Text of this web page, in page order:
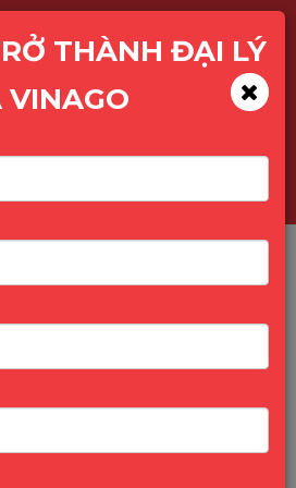
THÀNH ĐẠI LÝ
VINAGO